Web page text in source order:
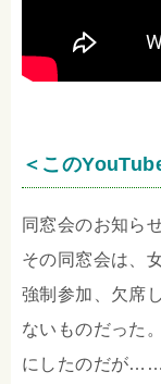
＜この
同窓会のお知ら
その同窓会は、
強制参加、欠席
ないものだった
にしたのだが……